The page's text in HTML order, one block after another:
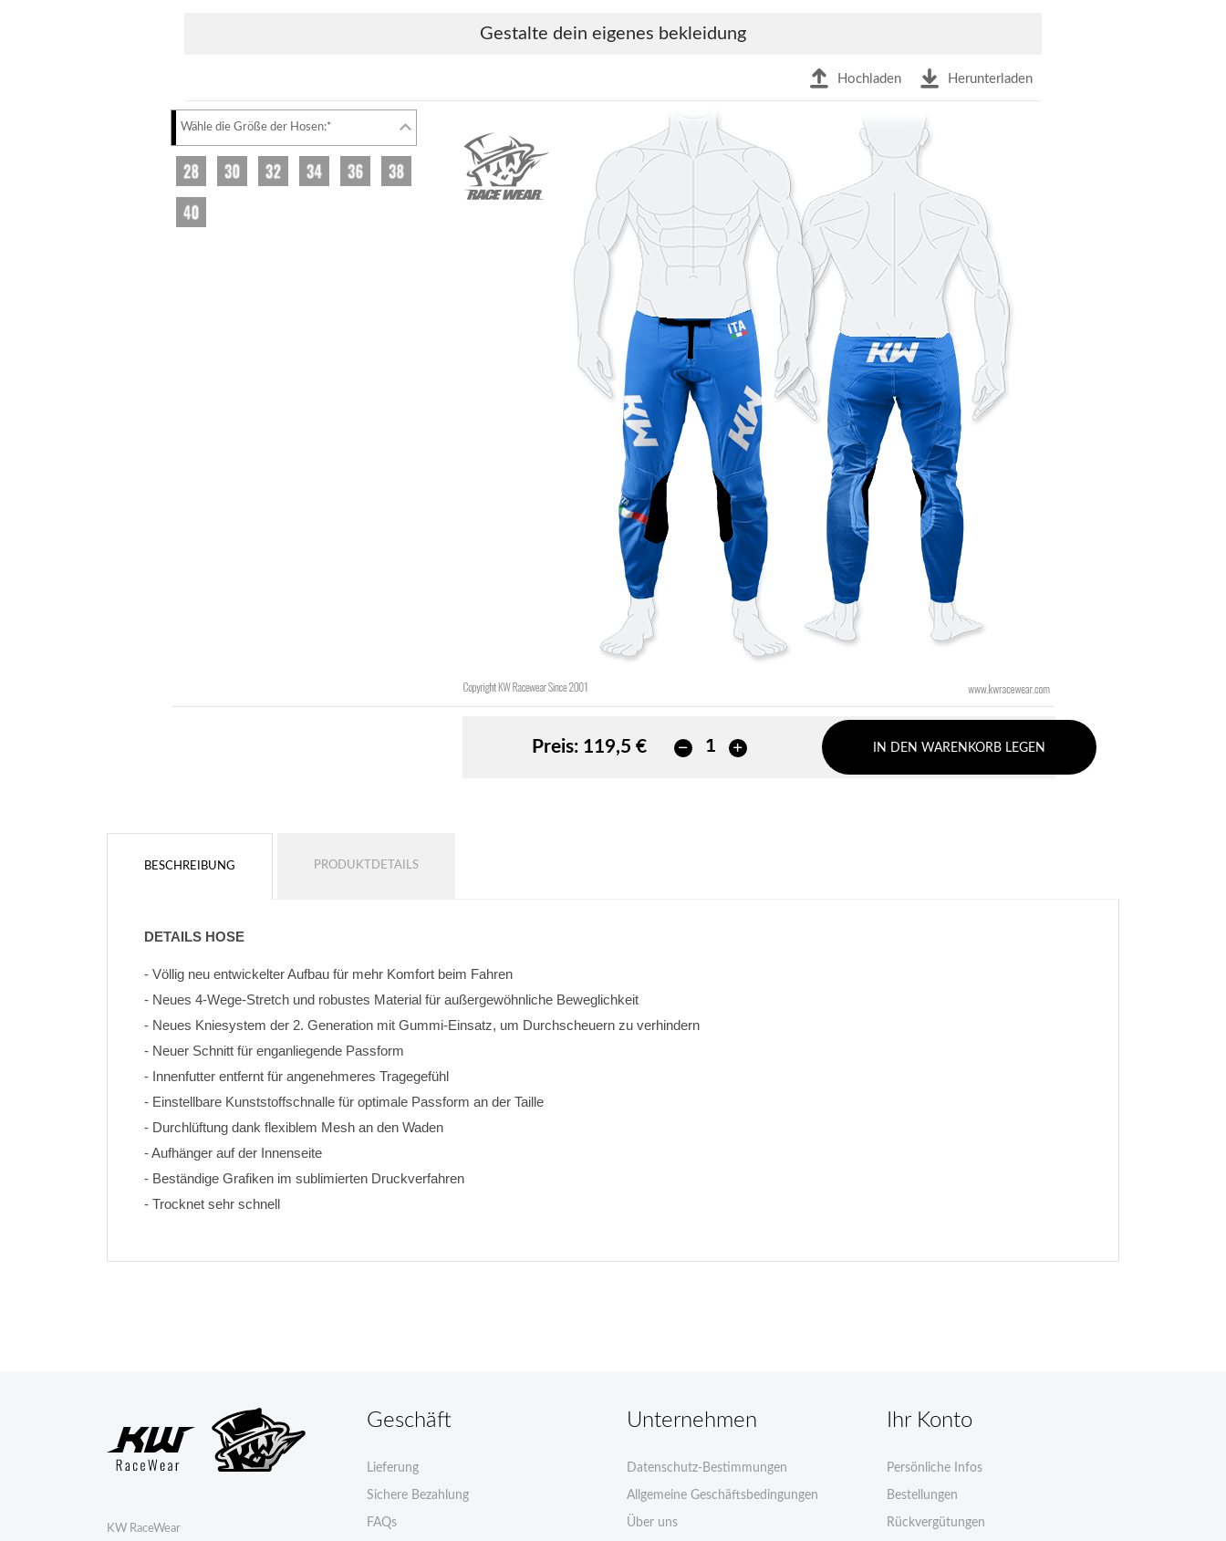
Gestalte dein eigenes bekleidung
Hochladen Herunterladen
Wähle die Größe der Hosen:*
Preis: 119,5 € IN DEN WARENKORB LEGEN
BESCHREIBUNG PRODUKTDETAILS
DETAILS HOSE
- Völlig neu entwickelter Aufbau für mehr Komfort beim Fahren
- Neues 4-Wege-Stretch und robustes Material für außergewöhnliche Beweglichkeit
- Neues Kniesystem der 2. Generation mit Gummi-Einsatz, um Durchscheuern zu verhindern
- Neuer Schnitt für enganliegende Passform
- Innenfutter entfernt für angenehmeres Tragegefühl
- Einstellbare Kunststoffschnalle für optimale Passform an der Taille
- Durchlüftung dank flexiblem Mesh an den Waden
- Aufhänger auf der Innenseite
- Beständige Grafiken im sublimierten Druckverfahren
- Trocknet sehr schnell
KW RaceWear
Geschäft
Lieferung
Sichere Bezahlung
FAQs
Unternehmen
Datenschutz-Bestimmungen
Allgemeine Geschäftsbedingungen
Über uns
Ihr Konto
Persönliche Infos
Bestellungen
Rückvergütungen